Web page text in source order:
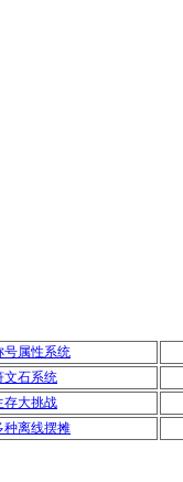
号属性系统
文石系统
存大挑战
种离线摆摊